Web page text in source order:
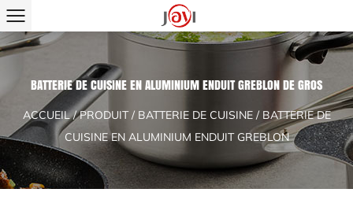
BATTERIE DE CUISINE EN ALUMINIUM ENDUIT GREBLON DE GROS
ACCUEIL/PRODUIT/ BATTERIE DE CUISINE/ BATTERIE DE
CUISINE EN ALUMINIUM ENDUIT GREBLON